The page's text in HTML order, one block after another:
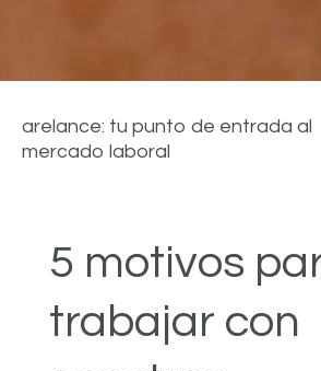
arelance: tu punto de entrada al
mercado laboral
5 motivos
trabajar con